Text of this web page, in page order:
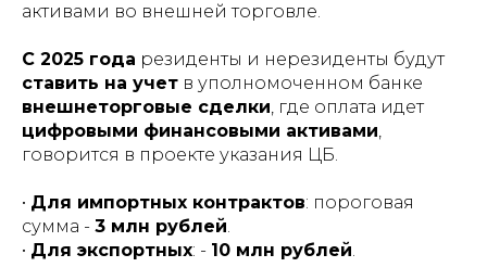
активами во внешней торговле.
С 2025 года резиденты и нерезиденты будут
ставить на учет в уполномоченном банке
внешнеторговые сделки, где оплата идет
цифровыми финансовыми активами,
говорится в проекте указания ЦБ.
• Для импортных контрактов: пороговая
сумма - 3 млн рублей.
• Для экспортных: - 10 млн рублей.